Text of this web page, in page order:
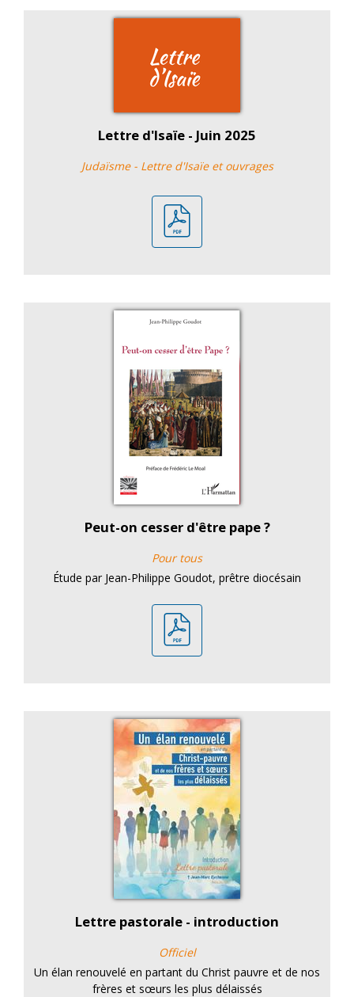
Lettre d'Isaïe - Juin 2025
Judaïsme - Lettre d'Isaïe et ouvrages
Peut-on cesser d'être pape ?
Pour tous
Étude par Jean-Philippe Goudot, prêtre diocésain
Lettre pastorale - introduction
Officiel
Un élan renouvelé en partant du Christ pauvre et de nos
frères et sœurs les plus délaissés